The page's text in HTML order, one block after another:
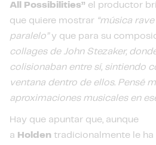
All Possibilities” el productor
que quiere mostrar “música
paralelo”y que para su
collages de John Stezaker,
colisionaban entre sí, sintiendo
ventana dentro de ellos. Pensé
aproximaciones musicales en
Hay que apuntar que, aunque
a Holden tradicionalmente le ha